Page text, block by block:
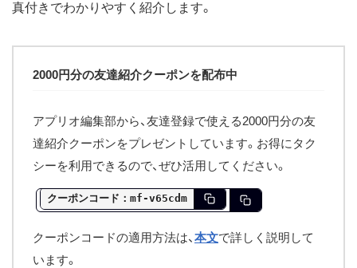
真付きでわかりやすく紹介します。
2000円分の友達紹介クーポンを配布中
アプリオ編集部から、友達登録で使える2000円分の友
達紹介クーポンをプレゼントしています。お得にタク
シーを利用できるので、ぜひ活用してください。
クーポンコード： mf-v65cdm
クーポンコードの適用方法は、 本文で詳しく説明して
います。